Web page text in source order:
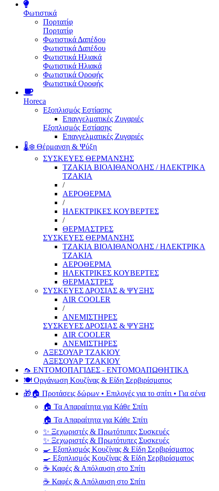
Φωτιστικά
Πορτατίφ
Πορτατίφ
Φωτιστικά Δαπέδου
Φωτιστικά Δαπέδου
Φωτιστικά Ηλιακά
Φωτιστικά Ηλιακά
Φωτιστικά Οροφής
Φωτιστικά Οροφής
Horeca
Εξοπλισμός Εστίασης
Επαγγελματικές Ζυγαριές
Εξοπλισμός Εστίασης
Επαγγελματικές Ζυγαριές
🌡️❄️ Θέρμανση & Ψύξη
ΣΥΣΚΕΥΕΣ ΘΕΡΜΑΝΣΗΣ
ΤΖΑΚΙΑ ΒΙΟΑΙΘΑΝΟΛΗΣ / ΗΛΕΚΤΡΙΚΑ
ΤΖΑΚΙΑ
/
ΑΕΡΟΘΕΡΜΑ
/
ΗΛΕΚΤΡΙΚΕΣ ΚΟΥΒΕΡΤΕΣ
/
ΘΕΡΜΑΣΤΡΕΣ
ΣΥΣΚΕΥΕΣ ΘΕΡΜΑΝΣΗΣ
ΤΖΑΚΙΑ ΒΙΟΑΙΘΑΝΟΛΗΣ / ΗΛΕΚΤΡΙΚΑ
ΤΖΑΚΙΑ
ΑΕΡΟΘΕΡΜΑ
ΗΛΕΚΤΡΙΚΕΣ ΚΟΥΒΕΡΤΕΣ
ΘΕΡΜΑΣΤΡΕΣ
ΣΥΣΚΕΥΕΣ ΔΡΟΣΙΑΣ & ΨΥΞΗΣ
AIR COOLER
/
ΑΝΕΜΙΣΤΗΡΕΣ
ΣΥΣΚΕΥΕΣ ΔΡΟΣΙΑΣ & ΨΥΞΗΣ
AIR COOLER
ΑΝΕΜΙΣΤΗΡΕΣ
ΑΞΕΣΟΥΑΡ ΤΖΑΚΙΟΥ
ΑΞΕΣΟΥΑΡ ΤΖΑΚΙΟΥ
🦟 ΕΝΤΟΜΟΠΑΓΙΔΕΣ - ΕΝΤΟΜΟΑΠΩΘΗΤΙΚΑ
🍽️ Οργάνωση Κουζίνας & Είδη Σερβιρίσματος
🎁🏠 Προτάσεις δώρων • Επιλογές για το σπίτι • Για σένα
🏠 Τα Απαραίτητα για Κάθε Σπίτι
🏠 Τα Απαραίτητα για Κάθε Σπίτι
✨ Ξεχωριστές & Πρωτότυπες Συσκευές
✨ Ξεχωριστές & Πρωτότυπες Συσκευές
🍳 Εξοπλισμός Κουζίνας & Είδη Σερβιρίσματος
🍳 Εξοπλισμός Κουζίνας & Είδη Σερβιρίσματος
☕ Καφές & Απόλαυση στο Σπίτι
☕ Καφές & Απόλαυση στο Σπίτι